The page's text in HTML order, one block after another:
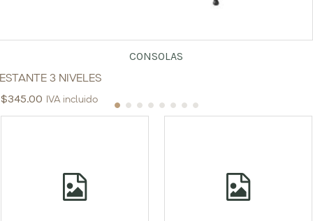
CONSOLAS
ESTANTE 3 NIVELES
$345.00 IVA incluido